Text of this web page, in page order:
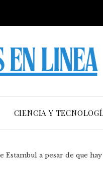
CIENCIA Y
a pesar de que